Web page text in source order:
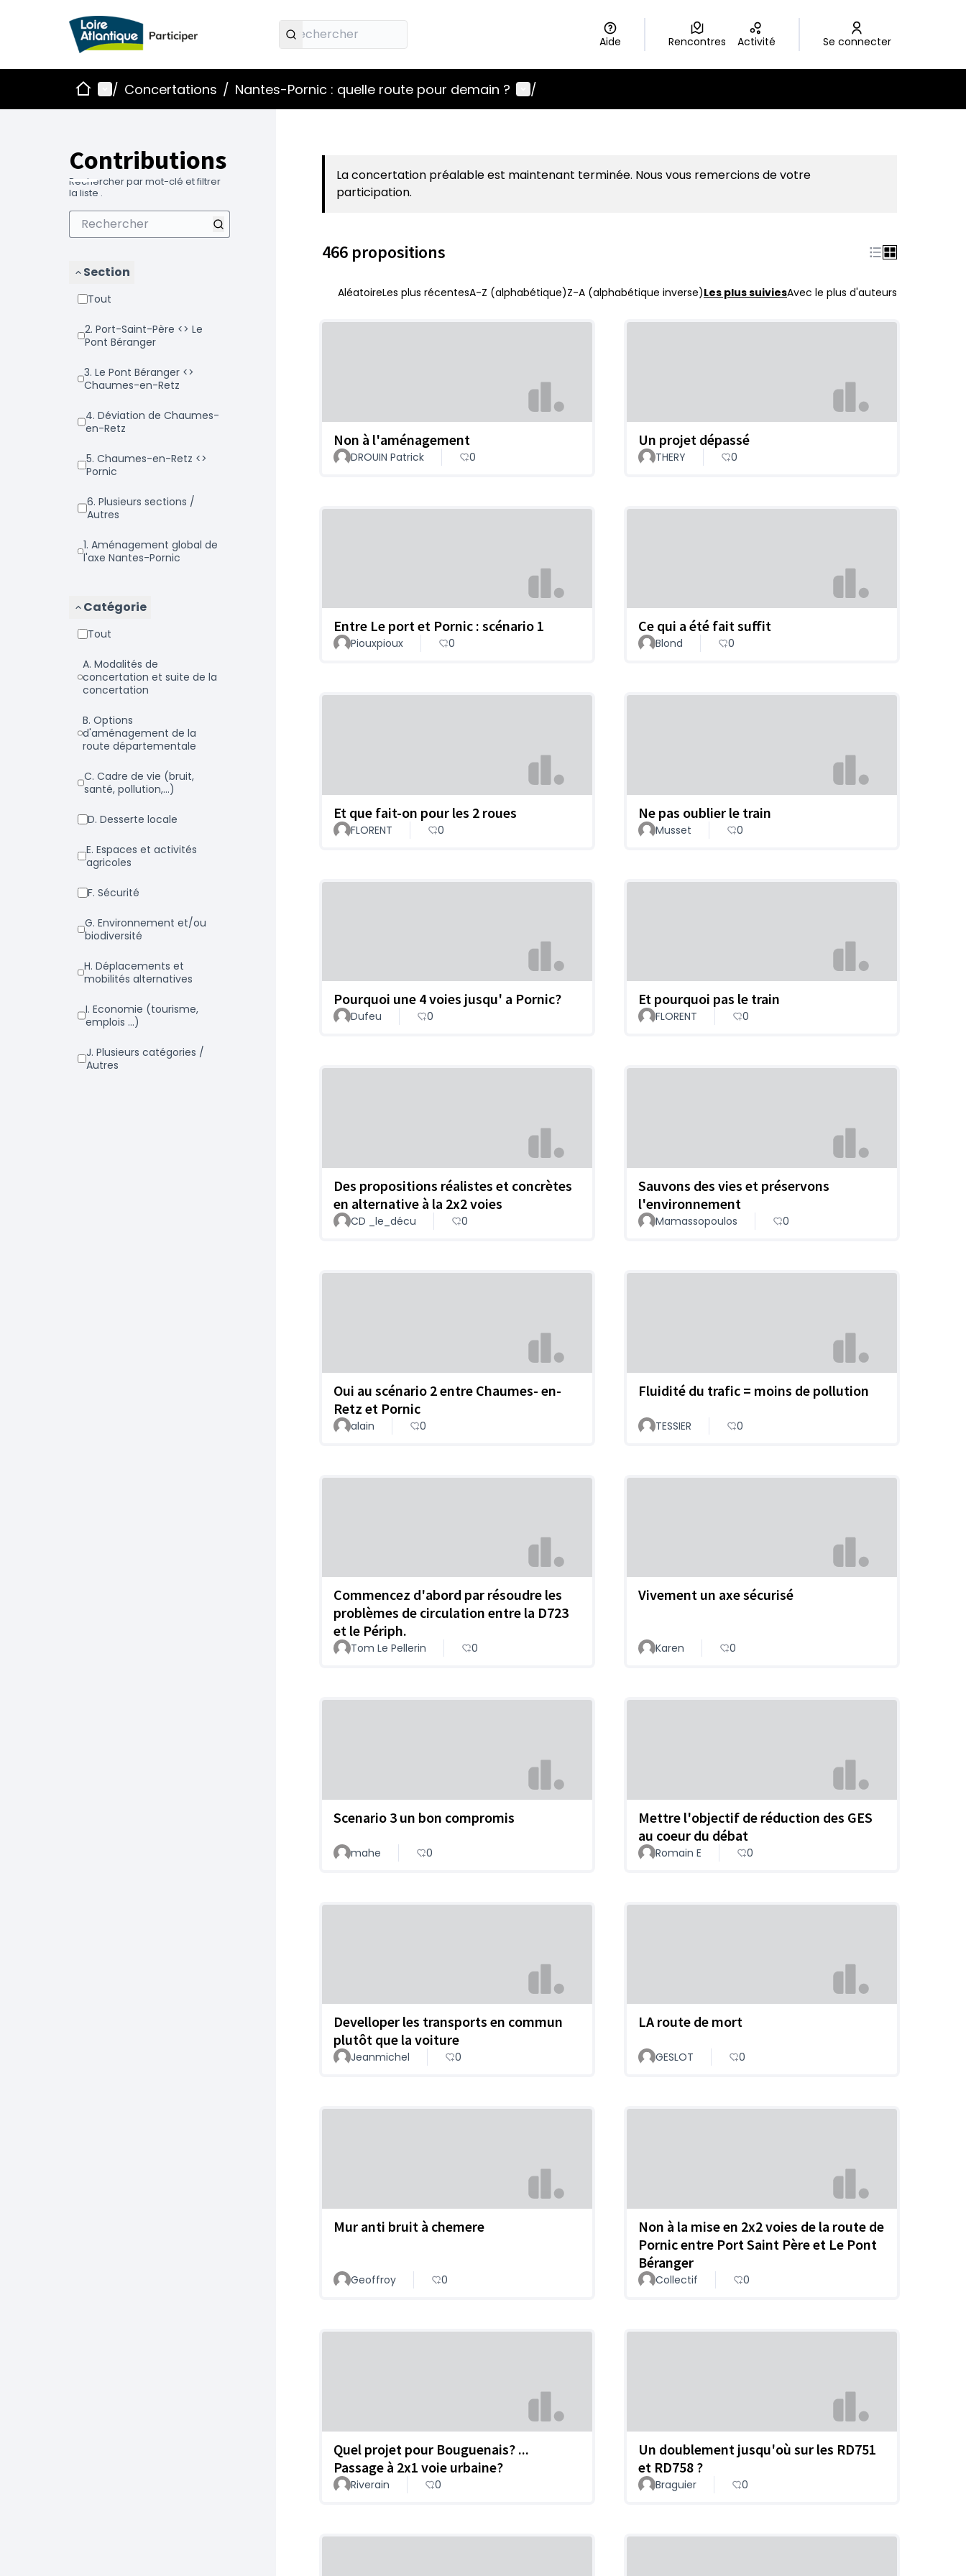
Aide Rencontres Activité Se connecter
AccueilMenu principal
/ Concertations / Nantes-Pornic : quelle route pour demain ? Menu utilisateur
/
Contributions
Rechercher par mot-clé et filtrer
la liste .
Section
Tout
2. Port-Saint-Père <> Le
Pont Béranger
3. Le Pont Béranger <>
Chaumes-en-Retz
4. Déviation de Chaumes-
en-Retz
5. Chaumes-en-Retz <>
Pornic
6. Plusieurs sections /
Autres
1. Aménagement global de
l'axe Nantes-Pornic
Catégorie
Tout
a. Modalités de
concertation et suite de la
concertation
b. Options
d'aménagement de la
route départementale
c. Cadre de vie (bruit,
santé, pollution,...)
d. Desserte locale
e. Espaces et activités
agricoles
f. Sécurité
g. Environnement et/ou
biodiversité
h. Déplacements et
mobilités alternatives
i. Economie (tourisme,
emplois ...)
j. Plusieurs catégories /
Autres
La concertation préalable est maintenant terminée. Nous vous remercions de votre
participation.
466 propositions
AléatoireLes plus récentesA-Z (alphabétique)Z-A (alphabétique inverse)Les plus suiviesAvec le plus d'auteurs
Non à l'aménagement
DROUIN Patrick 0
Un projet dépassé
THERY 0
Entre Le port et Pornic : scénario 1
Piouxpioux 0
Ce qui a été fait suffit
Blond 0
Et que fait-on pour les 2 roues
FLORENT 0
Ne pas oublier le train
Musset 0
Pourquoi une 4 voies jusqu' a Pornic?
Dufeu 0
Et pourquoi pas le train
FLORENT 0
Des propositions réalistes et concrètes
en alternative à la 2x2 voies
CD _le_décu 0
Sauvons des vies et préservons
l'environnement
Mamassopoulos 0
Oui au scénario 2 entre Chaumes- en-
Retz et Pornic
alain 0
Fluidité du trafic = moins de pollution
TESSIER 0
Commencez d'abord par résoudre les
problèmes de circulation entre la D723
et le Périph.
Tom Le Pellerin 0
Vivement un axe sécurisé
Karen 0
Scenario 3 un bon compromis
mahe 0
Mettre l'objectif de réduction des GES
au coeur du débat
Romain E 0
Develloper les transports en commun
plutôt que la voiture
Jeanmichel 0
LA route de mort
GESLOT 0
Mur anti bruit à chemere
Geoffroy 0
Non à la mise en 2x2 voies de la route de
Pornic entre Port Saint Père et Le Pont
Béranger
Collectif 0
Quel projet pour Bouguenais? ...
Passage à 2x1 voie urbaine?
Riverain 0
Un doublement jusqu'où sur les RD751
et RD758 ?
Braguier 0